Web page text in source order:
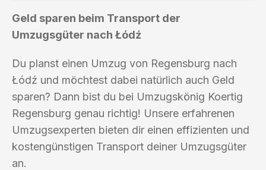
Geld sparen beim Transport der
Umzugsgüter nach Łódź
Du planst einen Umzug von Regensburg nach
Łódź und möchtest dabei natürlich auch Geld
sparen? Dann bist du bei Umzugskönig Koertig
Regensburg genau richtig! Unsere erfahrenen
Umzugsexperten bieten dir einen effizienten und
kostengünstigen Transport deiner Umzugsgüter
an.